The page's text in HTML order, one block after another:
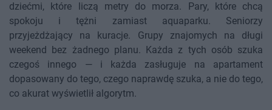
dziećmi, które liczą metry do morza. Pary, które chcą
spokoju i tężni zamiast aquaparku. Seniorzy
przyjeżdżający na kuracje. Grupy znajomych na długi
weekend bez żadnego planu. Każda z tych osób szuka
czegoś innego — i każda zasługuje na apartament
dopasowany do tego, czego naprawdę szuka, a nie do tego,
co akurat wyświetlił algorytm.